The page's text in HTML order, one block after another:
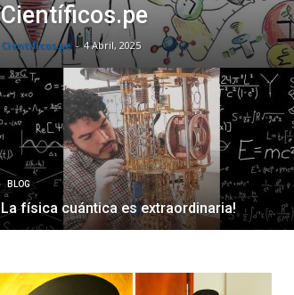
Científicos.pe
Cientificos.pe - 4 Abril, 2025
BLOG
La física cuántica es extraordinaria!